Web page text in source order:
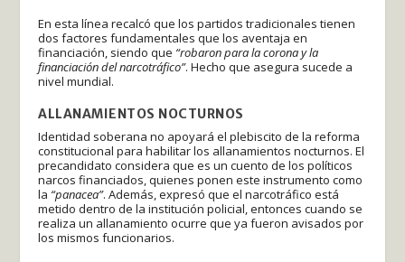
En esta línea recalcó que los partidos tradicionales tienen
dos factores fundamentales que los aventaja en
financiación, siendo que “robaron para la corona y la
financiación del narcotráfico”. Hecho que asegura sucede a
nivel mundial.
ALLANAMIENTOS NOCTURNOS
Identidad soberana no apoyará el plebiscito de la reforma
constitucional para habilitar los allanamientos nocturnos. El
precandidato considera que es un cuento de los políticos
narcos financiados, quienes ponen este instrumento como
la “panacea”. Además, expresó que el narcotráfico está
metido dentro de la institución policial, entonces cuando se
realiza un allanamiento ocurre que ya fueron avisados por
los mismos funcionarios.